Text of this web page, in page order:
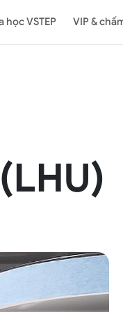
học VSTEP VIP &